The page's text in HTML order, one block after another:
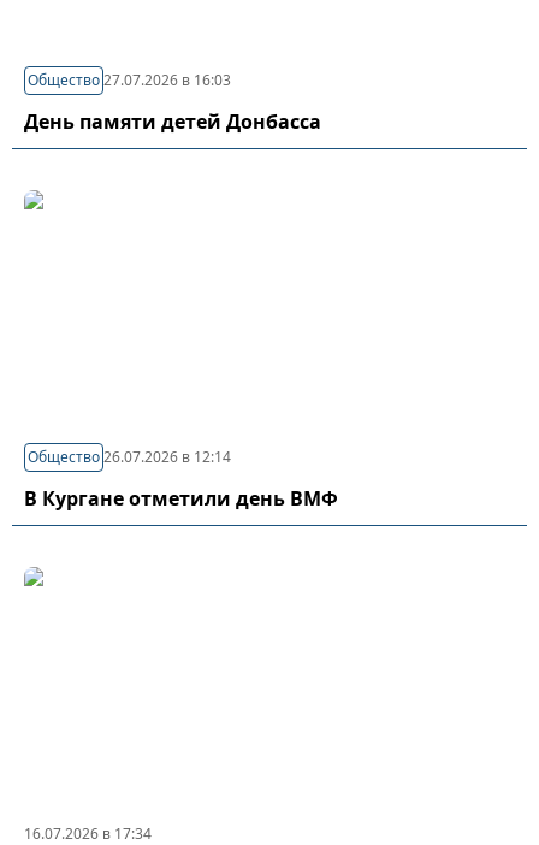
Общество27.07.2026 в 16:03
День памяти детей Донбасса
Общество26.07.2026 в 12:14
В Кургане отметили день ВМФ
16.07.2026 в 17:34